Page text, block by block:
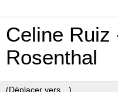
Celine Ruiz
Rosenthal